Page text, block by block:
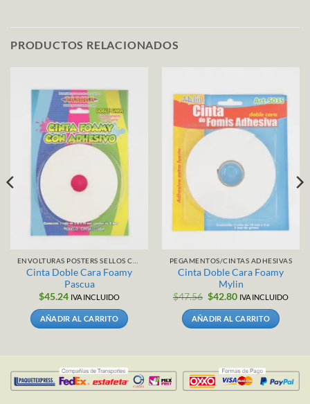
PRODUCTOS RELACIONADOS
Cinta Doble Cara Foamy
Pascua
$45.24 IVA INCLUIDO
AÑADIR AL CARRITO
PEGAMENTOS/CINTAS ADHESIVAS
Cinta Doble Cara Foamy
Mylin
$47.56 El
original
era:
$47.56.
$42.80El
actual
es:
$42.80.
IVA INCLUIDO
AÑADIR AL CARRITO